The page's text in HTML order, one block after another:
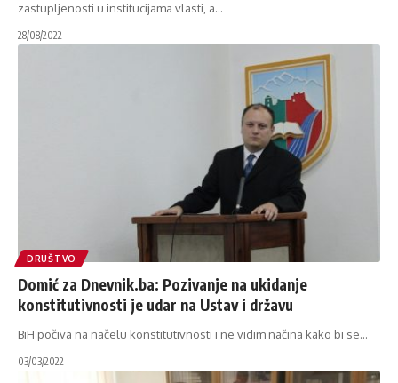
zastupljenosti u institucijama vlasti, a…
28/08/2022
DRUŠTVO
Domić za Dnevnik.ba: Pozivanje na ukidanje
konstitutivnosti je udar na Ustav i državu
BiH počiva na načelu konstitutivnosti i ne vidim načina kako bi se…
03/03/2022